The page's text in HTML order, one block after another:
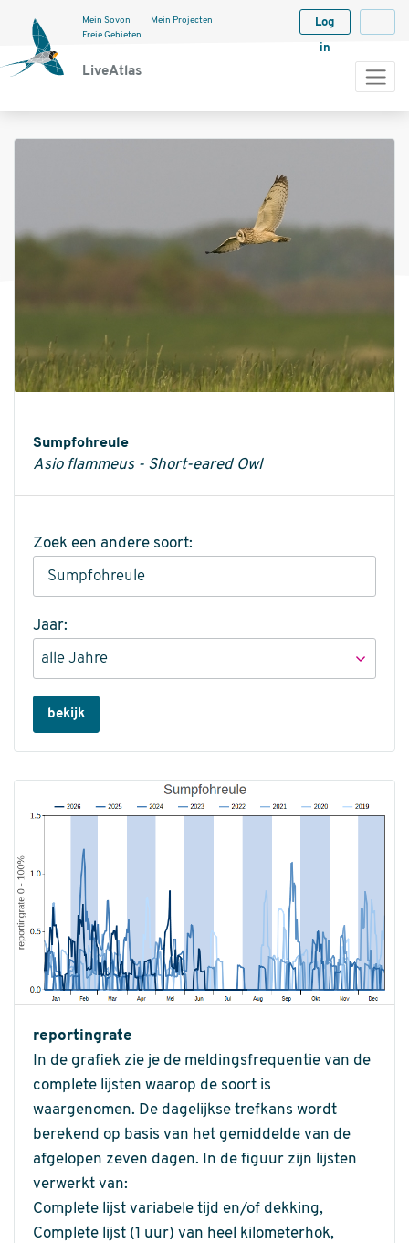
LiveAtlas
Mein Sovon
Mein Projecten
Freie Gebieten
Log
in
Sumpfohreule
Asio flammeus - Short-eared Owl
Zoek een andere soort:
Jaar:
bekijk
reportingrate
In de grafiek zie je de meldingsfrequentie van de
complete lijsten waarop de soort is
waargenomen. De dagelijkse trefkans wordt
berekend op basis van het gemiddelde van de
afgelopen zeven dagen. In de figuur zijn lijsten
verwerkt van:
Complete lijst variabele tijd en/of dekking,
Complete lijst (1 uur) van heel kilometerhok,